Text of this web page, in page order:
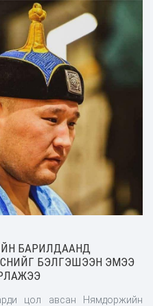
БАРИЛДААНД
БЭЛГЭШЭЭН ЭМЭЭ
цол авсан Нямдоржийн